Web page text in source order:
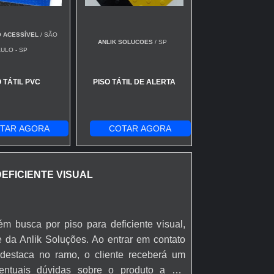
do fluxo de pedestres até pontos-
ou shopping, a continuidade das
do 20x20 facilita reposicionamento
do concreto com perfis direcionais
de vermelho intensifica distinção em
luminosidade.
e pontos de referência — reduz decisões
resistente — indicado em calçadas,
de percurso; combine cores como
ACESSÍVEL / SÃO
- SP
TÁTIL PVC
AGORA
ANLIK SOLUCOES/ SP
PISO TÁTIL DE ALERTA
COTAR AGORA
VISUAL
busca por piso para deficiente visual,
Anlik Soluções. Ao entrar em contato
no ramo, o cliente receberá um
dúvidas sobre o produto a ser